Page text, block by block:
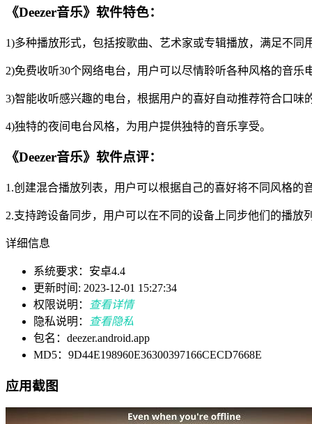
《Deezer音乐》软件特色：
1)多种播放形式，包括按歌曲、艺术家或专辑播放，满足不同
2)免费收听30个网络电台，用户可以尽情聆听各种风格的音乐
3)智能收听感兴趣的电台，根据用户的喜好自动推荐符合口味
4)独特的夜间电台风格，为用户提供独特的音乐享受。
《Deezer音乐》软件点评：
1.创建混合播放列表，用户可以根据自己的喜好将不同风格的
2.支持跨设备同步，用户可以在不同的设备上同步他们的播放
详细信息
系统要求：安卓4.4
更新时间: 2023-12-01 15:27:34
权限说明：
查看详情
隐私说明：
查看隐私
包名：deezer.android.app
MD5：9D44E198960E36300397166CECD7668E
应用截图